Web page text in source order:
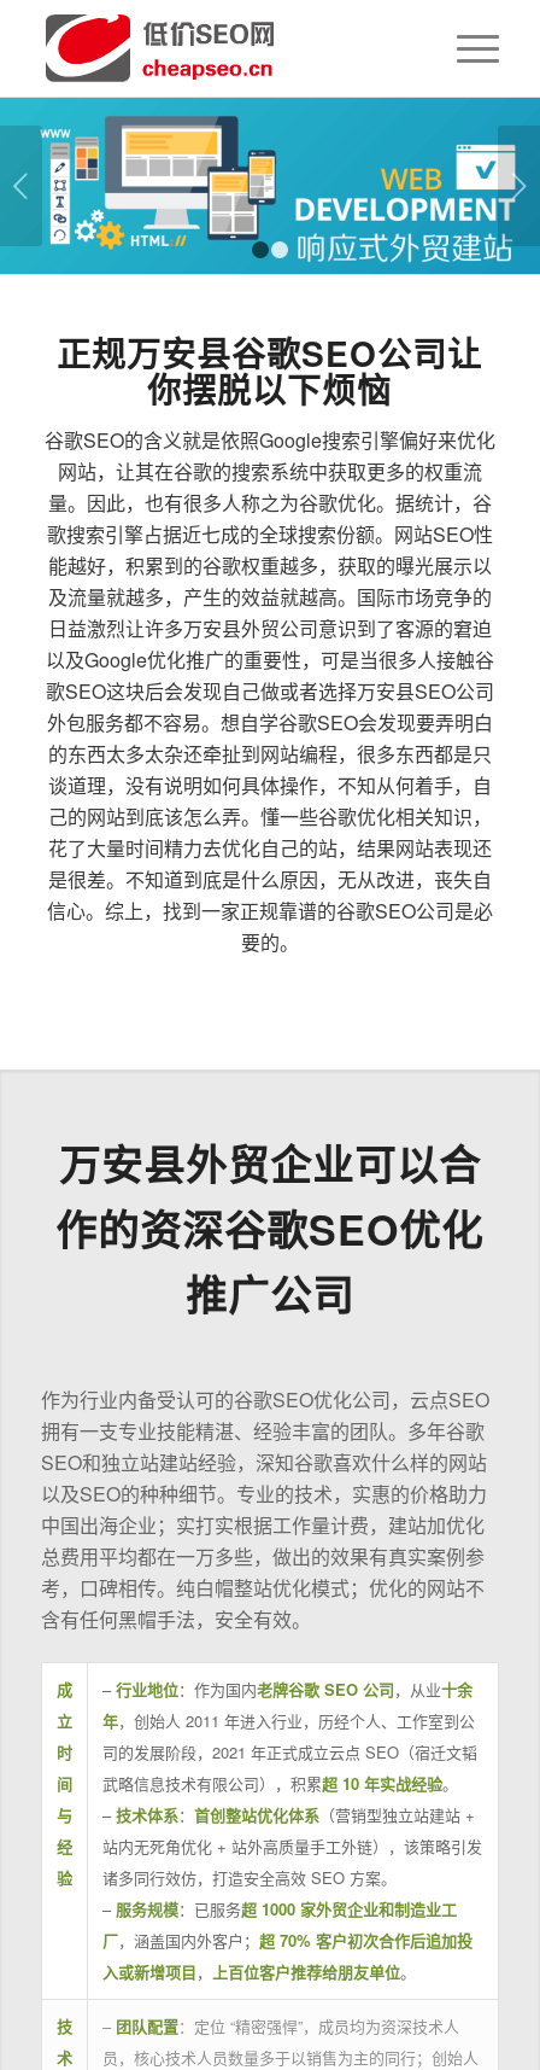
下一页
1 2
正规万安县谷歌SEO公司让
你摆脱以下烦恼
谷歌SEO的含义就是依照Google搜索引擎偏好来优化
网站，让其在谷歌的搜索系统中获取更多的权重流
量。因此，也有很多人称之为谷歌优化。据统计，谷
歌搜索引擎占据近七成的全球搜索份额。网站SEO性
能越好，积累到的谷歌权重越多，获取的曝光展示以
及流量就越多，产生的效益就越高。国际市场竞争的
日益激烈让许多万安县外贸公司意识到了客源的窘迫
以及Google优化推广的重要性，可是当很多人接触谷
歌SEO这块后会发现自己做或者选择万安县SEO公司
外包服务都不容易。想自学谷歌SEO会发现要弄明白
的东西太多太杂还牵扯到网站编程，很多东西都是只
谈道理，没有说明如何具体操作，不知从何着手，自
己的网站到底该怎么弄。懂一些谷歌优化相关知识，
花了大量时间精力去优化自己的站，结果网站表现还
是很差。不知道到底是什么原因，无从改进，丧失自
信心。综上，找到一家正规靠谱的谷歌SEO公司是必
要的。
万安县外贸企业可以合
作的资深谷歌SEO优化
推广公司
作为行业内备受认可的谷歌SEO优化公司，云点SEO
拥有一支专业技能精湛、经验丰富的团队。多年谷歌
SEO和独立站建站经验，深知谷歌喜欢什么样的网站
以及SEO的种种细节。专业的技术，实惠的价格助力
中国出海企业；实打实根据工作量计费，建站加优化
总费用平均都在一万多些，做出的效果有真实案例参
考，口碑相传。纯白帽整站优化模式；优化的网站不
含有任何黑帽手法，安全有效。
成
立
时
间
与
经
验
–行业地位：作为国内老牌谷歌 SEO 公司，从业十余
年，创始人 2011 年进入行业，历经个人、工作室到公
司的发展阶段，2021 年正式成立云点 SEO（宿迁文韬
武略信息技术有限公司），积累超 10 年实战经验。
–技术体系： 首创整站优化体系（营销型独立站建站 +
站内无死角优化 + 站外高质量手工外链），该策略引发
诸多同行效仿，打造安全高效 SEO 方案。
– 服务规模：已服务超 1000 家外贸企业和制造业工
厂，涵盖国内外客户； 超 70% 客户初次合作后追加投
入或新增项目， 上百位客户推荐给朋友单位。
技
术
– 团队配置：定位 “精密强悍”，成员均为资深技术人
员，核心技术人员数量多于以销售为主的同行；创始人